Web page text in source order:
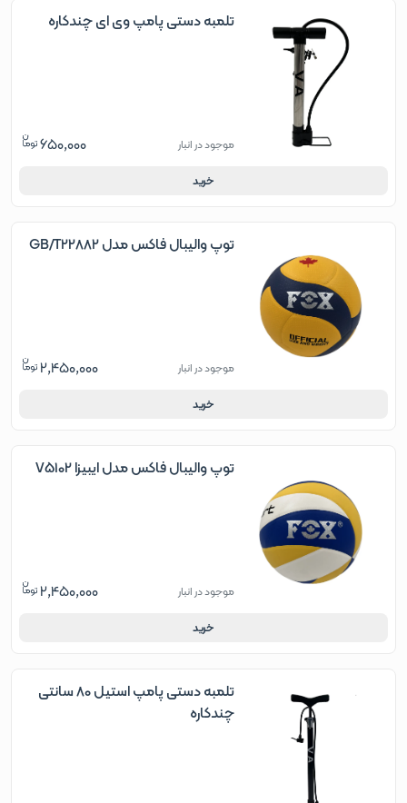
تلمبه دستی پامپ وی ای چندکاره
موجود در انبار 650,000
خرید
توپ والیبال فاکس مدل GB/T22882
موجود در انبار 2,450,000
خرید
توپ والیبال فاکس مدل ایبیزا V5102
موجود در انبار 2,450,000
خرید
تلمبه دستی پامپ استیل 80 سانتی
چندکاره